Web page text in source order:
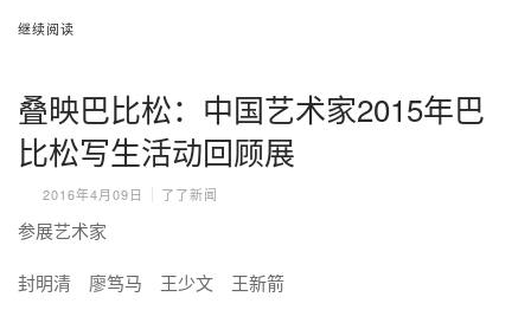
继续阅读
叠映巴比松：中国艺术家2015年巴
比松写生活动回顾展
2016年4月09日 了了新闻
参展艺术家
封明清 廖笃马 王少文 王新箭